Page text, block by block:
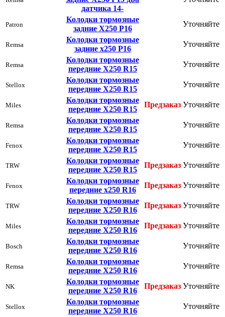
датчика 14-
Patron
Колодки тормозные
задние Х250 Р16
Уточняйте
Remsa
Колодки тормозные
задние х250 Р16
Уточняйте
Remsa
Колодки тормозные
передние Х250 R15
Уточняйте
Stellox
Колодки тормозные
передние Х250 R15
Уточняйте
Miles
Колодки тормозные
передние Х250 R15
Предзаказ Уточняйте
Remsa
Колодки тормозные
передние Х250 R15
Уточняйте
Fenox
Колодки тормозные
передние Х250 R15
Уточняйте
TRW
Колодки тормозные
передние Х250 R15
Предзаказ Уточняйте
Fenox
Колодки тормозные
передние х250 R16
Предзаказ Уточняйте
TRW
Колодки тормозные
передние Х250 R16
Предзаказ Уточняйте
Miles
Колодки тормозные
передние Х250 R16
Предзаказ Уточняйте
Bosch
Колодки тормозные
передние Х250 R16
Уточняйте
Remsa
Колодки тормозные
передние Х250 R16
Уточняйте
NK
Колодки тормозные
передние Х250 R16
Предзаказ Уточняйте
Stellox
Колодки тормозные
передние Х250 R16
Уточняйте